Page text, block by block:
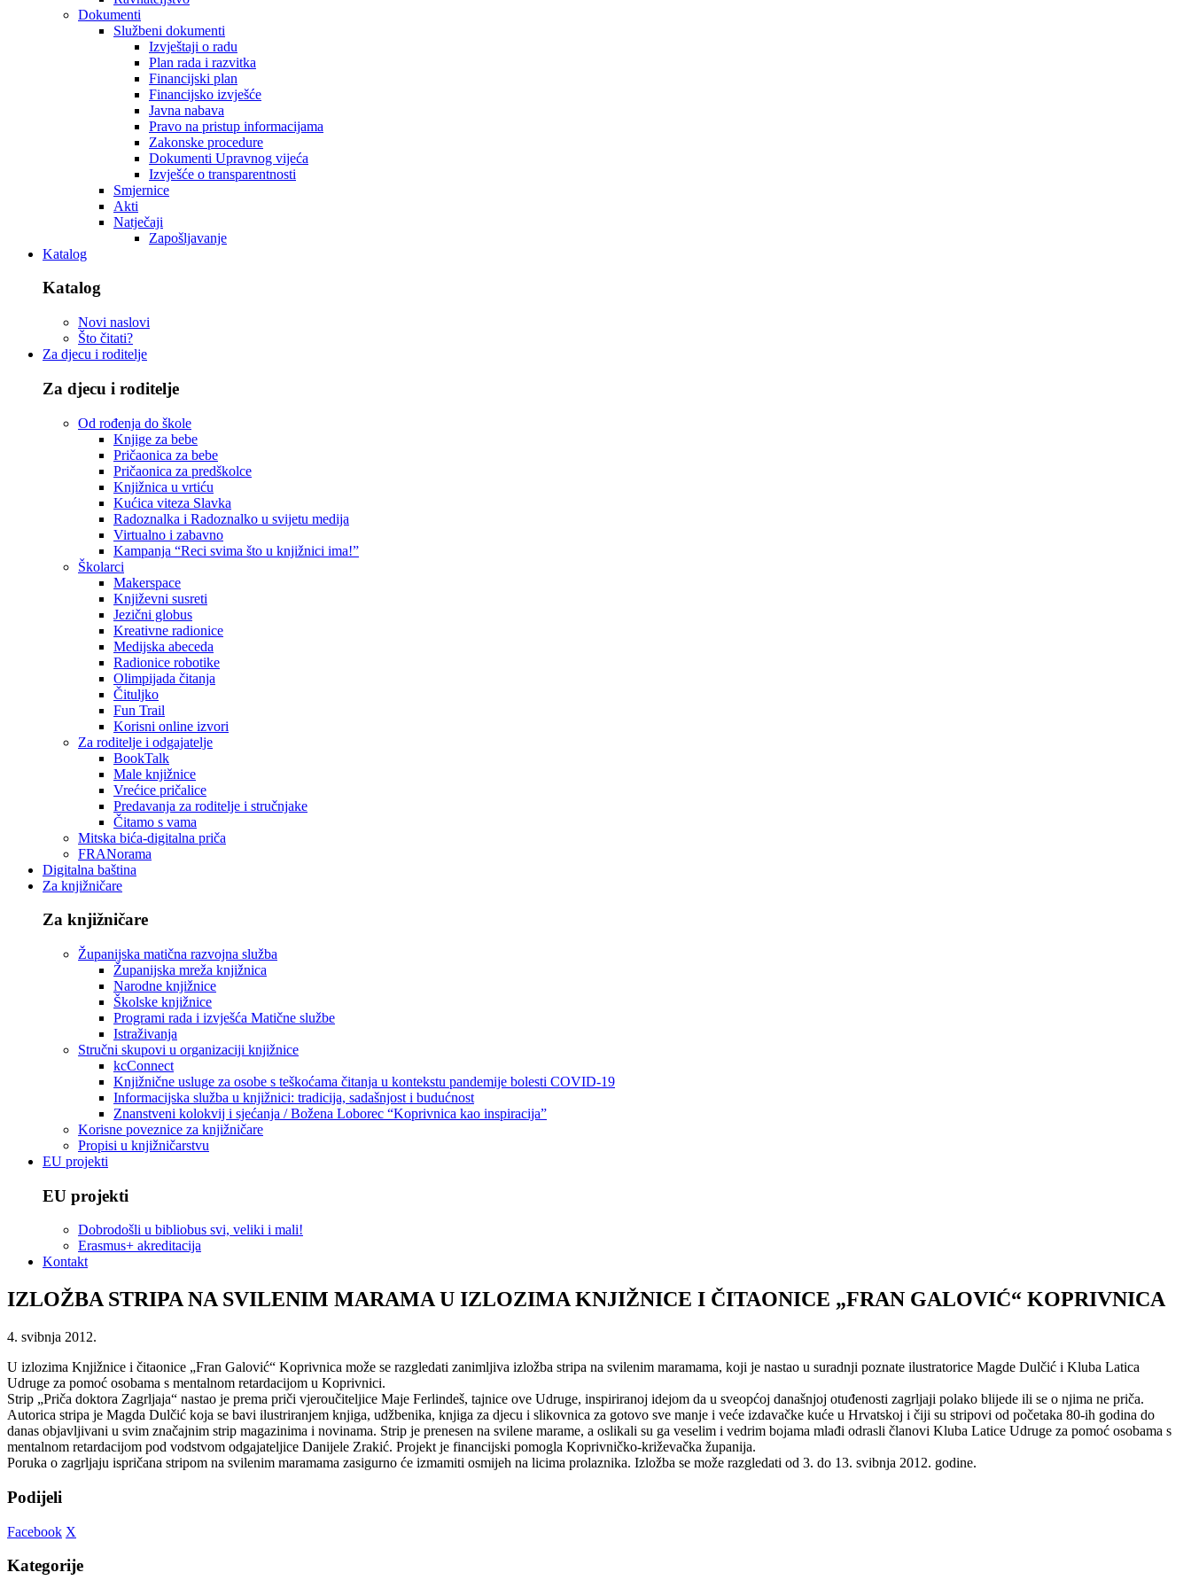
Dokumenti
Službeni dokumenti
Izvještaji o radu
Plan rada i razvitka
Financijski plan
Financijsko izvješće
Javna nabava
Pravo na pristup informacijama
Zakonske procedure
Dokumenti Upravnog vijeća
Izvješće o transparentnosti
Smjernice
Akti
Natječaji
Zapošljavanje
Katalog
Katalog
Novi naslovi
Što čitati?
Za djecu i roditelje
Za djecu i roditelje
Od rođenja do škole
Knjige za bebe
Pričaonica za bebe
Pričaonica za predškolce
Knjižnica u vrtiću
Kućica viteza Slavka
Radoznalka i Radoznalko u svijetu medija
Virtualno i zabavno
Kampanja “Reci svima što u knjižnici ima!”
Školarci
Makerspace
Književni susreti
Jezični globus
Kreativne radionice
Medijska abeceda
Radionice robotike
Olimpijada čitanja
Čituljko
Fun Trail
Korisni online izvori
Za roditelje i odgajatelje
BookTalk
Male knjižnice
Vrećice pričalice
Predavanja za roditelje i stručnjake
Čitamo s vama
Mitska bića-digitalna priča
FRANorama
Digitalna baština
Za knjižničare
Za knjižničare
Županijska matična razvojna služba
Županijska mreža knjižnica
Narodne knjižnice
Školske knjižnice
Programi rada i izvješća Matične službe
Istraživanja
Stručni skupovi u organizaciji knjižnice
kcConnect
Knjižnične usluge za osobe s teškoćama čitanja u kontekstu pandemije bolesti COVID-19
Informacijska služba u knjižnici: tradicija, sadašnjost i budućnost
Znanstveni kolokvij i sjećanja / Božena Loborec “Koprivnica kao inspiracija”
Korisne poveznice za knjižničare
Propisi u knjižničarstvu
EU projekti
EU projekti
Dobrodošli u bibliobus svi, veliki i mali!
Erasmus+ akreditacija
Kontakt
IZLOŽBA STRIPA NA SVILENIM MARAMA U IZLOZIMA KNJIŽNICE I ČITAONICE „FRAN GALOVIĆ“ KOPRIVNICA
4. svibnja 2012.
U izlozima Knjižnice i čitaonice „Fran Galović“ Koprivnica može se razgledati zanimljiva izložba stripa na svilenim maramama, koji je nastao u suradnji poznate ilustratorice Magde Dulčić i Kluba Latica
Udruge za pomoć osobama s mentalnom retardacijom u Koprivnici.
Strip „Priča doktora Zagrljaja“ nastao je prema priči vjeroučiteljice Maje Ferlindeš, tajnice ove Udruge, inspiriranoj idejom da u sveopćoj današnjoj otuđenosti zagrljaji polako blijede ili se o njima ne priča.
Autorica stripa je Magda Dulčić koja se bavi ilustriranjem knjiga, udžbenika, knjiga za djecu i slikovnica za gotovo sve manje i veće izdavačke kuće u Hrvatskoj i čiji su stripovi od početaka 80-ih godina do
danas objavljivani u svim značajnim strip magazinima i novinama. Strip je prenesen na svilene marame, a oslikali su ga veselim i vedrim bojama mlađi odrasli članovi Kluba Latice Udruge za pomoć osobama s
mentalnom retardacijom pod vodstvom odgajateljice Danijele Zrakić. Projekt je financijski pomogla Koprivničko-križevačka županija.
Poruka o zagrljaju ispričana stripom na svilenim maramama zasigurno će izmamiti osmijeh na licima prolaznika. Izložba se može razgledati od 3. do 13. svibnja 2012. godine.
Podijeli
Facebook X
Kategorije